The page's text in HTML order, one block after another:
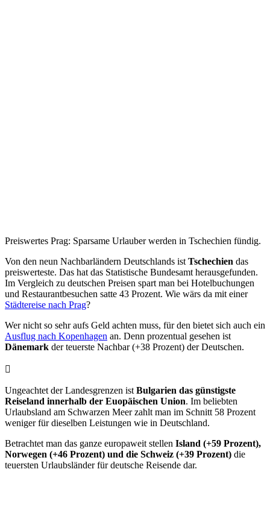
Preiswertes Prag: Sparsame Urlauber werden in Tschechien fündig.
Von den neun Nachbarländern Deutschlands ist Tschechien das
preiswerteste. Das hat das Statistische Bundesamt herausgefunden.
Im Vergleich zu deutschen Preisen spart man bei Hotelbuchungen
und Restaurantbesuchen satte 43 Prozent. Wie wärs da mit einer
Städtereise nach Prag?
Wer nicht so sehr aufs Geld achten muss, für den bietet sich auch ein
Ausflug nach Kopenhagen an. Denn prozentual gesehen ist
Dänemark der teuerste Nachbar (+38 Prozent) der Deutschen.
Ungeachtet der Landesgrenzen ist Bulgarien das günstigste
Reiseland innerhalb der Euopäischen Union. Im beliebten
Urlaubsland am Schwarzen Meer zahlt man im Schnitt 58 Prozent
weniger für dieselben Leistungen wie in Deutschland.
Betrachtet man das ganze europaweit stellen Island (+59 Prozent),
Norwegen (+46 Prozent) und die Schweiz (+39 Prozent) die
teuersten Urlaubsländer für deutsche Reisende dar.